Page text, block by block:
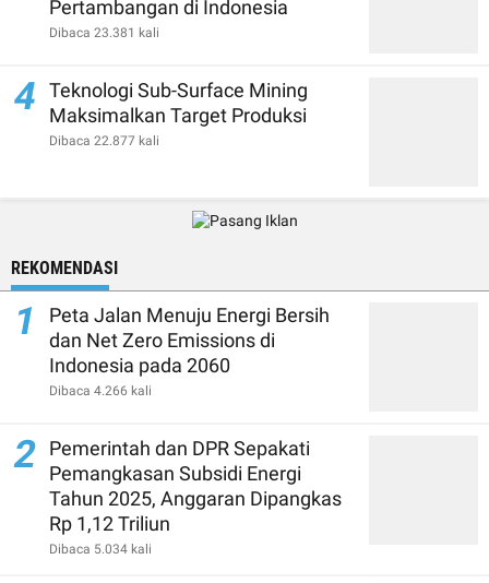
Pertambangan di Indonesia
Dibaca 23.381 kali
4
Teknologi Sub-Surface Mining
Maksimalkan Target Produksi
Dibaca 22.877 kali
REKOMENDASI
1
Peta Jalan Menuju Energi Bersih
dan Net Zero Emissions di
Indonesia pada 2060
Dibaca 4.266 kali
2
Pemerintah dan DPR Sepakati
Pemangkasan Subsidi Energi
Tahun 2025, Anggaran Dipangkas
Rp 1,12 Triliun
Dibaca 5.034 kali